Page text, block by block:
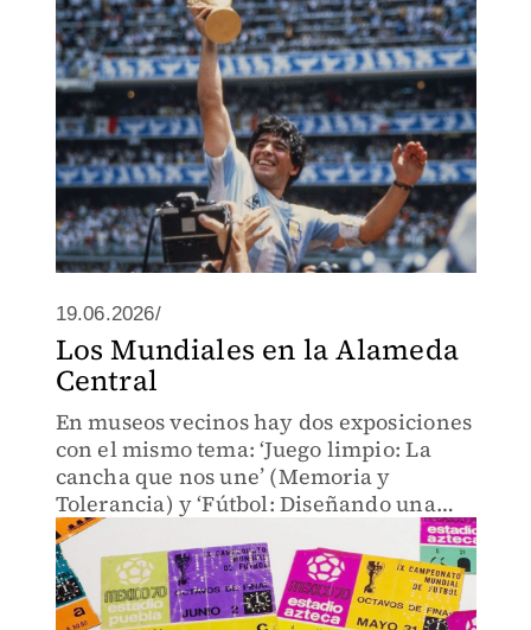
19.06.2026/
Los Mundiales en la Alameda
Central
En museos vecinos hay dos exposiciones
con el mismo tema: ‘Juego limpio: La
cancha que nos une’ (Memoria y
Tolerancia) y ‘Fútbol: Diseñando una
pasión’ (Franz Mayer).